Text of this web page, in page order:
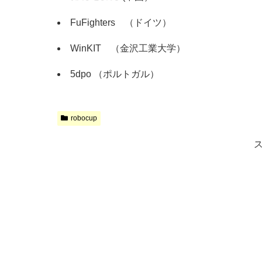
FuFighters （ドイツ）
WinKIT （金沢工業大学）
5dpo （ポルトガル）
robocup